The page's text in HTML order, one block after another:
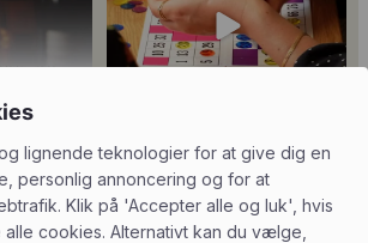
0
for
René Geoffroy er en af
Champagnes ældste ...
21 1
lignende teknologier for at give dig en
personlig annoncering og for at
Klik på 'Accepter alle og luk', hvis
cookies. Alternativt kan du vælge,